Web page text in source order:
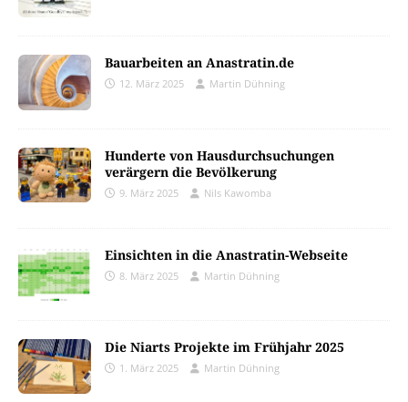
Bauarbeiten an Anastratin.de
12. März 2025 Martin Dühning
Hunderte von Hausdurchsuchungen
verärgern die Bevölkerung
9. März 2025 Nils Kawomba
Einsichten in die Anastratin-Webseite
8. März 2025 Martin Dühning
Die Niarts Projekte im Frühjahr 2025
1. März 2025 Martin Dühning